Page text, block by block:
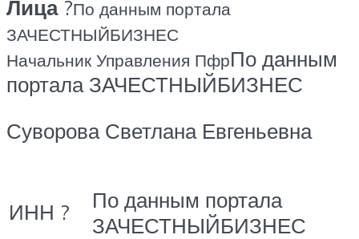
Лица?По данным портала
ЗАЧЕСТНЫЙБИЗНЕС
Начальник Управления ПфрПо данным
портала ЗАЧЕСТНЫЙБИЗНЕС
Суворова Светлана Евгеньевна
ИНН ?
По данным портала
ЗАЧЕСТНЫЙБИЗНЕС